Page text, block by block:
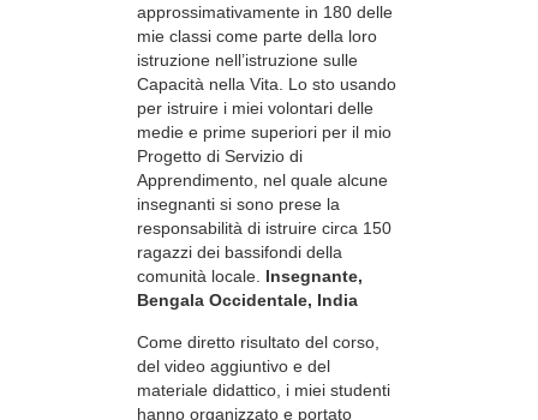
approssimativamente in 180 delle
mie classi come parte della loro
istruzione nell’istruzione sulle
Capacità nella Vita. Lo sto usando
per istruire i miei volontari delle
medie e prime superiori per il mio
Progetto di Servizio di
Apprendimento, nel quale alcune
insegnanti si sono prese la
responsabilità di istruire circa 150
ragazzi dei bassifondi della
comunità locale. Insegnante,
Bengala Occidentale, India
Come diretto risultato del corso,
del video aggiuntivo e del
materiale didattico, i miei studenti
hanno organizzato e portato